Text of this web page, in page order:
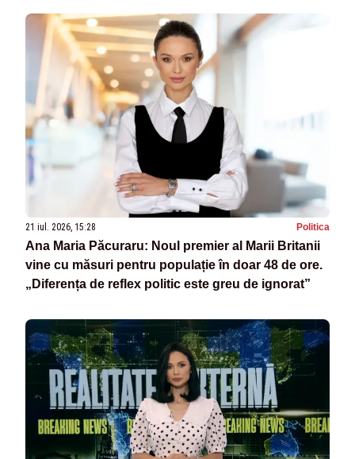
21 iul. 2026, 15:28 Politica
Ana Maria Păcuraru: Noul premier al Marii Britanii
vine cu măsuri pentru populație în doar 48 de ore.
„Diferența de reflex politic este greu de ignorat”